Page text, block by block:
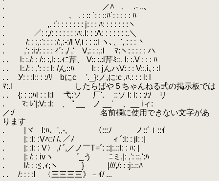
. ／ﾊ , .- ..、
. , . : :: ´: : ::ﾊ´: : : : : ﾊ
. ,. :´: : : : : : : j: : : ﾊ: : : : : : :ヽ
. ／: :,/: : : : : : :ﾊ:.l: : :Λ: : : : : : :.＼
. /: : :,:': : : :/:,:-:/l V,i : : ::l ヽ､、', : : : 丶
. ,': :i:/: : : : ｨ´: ,/ ,' V,: : :,:l ﾏ:ヽ: : : : : ハ
. . l: :,/: : /:: :,l: :.ｨﾆ芹、 V:: :.:l芹ﾐ::, l: :.V : : : ﾊ
. . l:./: : ,': : : l: /ん::ﾊ l: : jんハV: : : V::,i､: :l
. . У: : :l:: : :/ﾘ bにc '._}:ノ,に:c ,ﾊ.: : : l: l
ﾏ:.l したらばや５ちゃんねる式の掲示板では
. . {: : ::ﾊl : : l:l 弋:ソ 厂'. ゝ::ソ l: l: : :/:/ リ
. ﾏ: ﾚ'|:V: :l:ゝ、 '' __ ノ __' ゝ、__ iィ:
／:/ 名前欄に使用できない文字があ
ります
. |ヾゝl:ﾊ、',,-, ￣ （:::ﾉ ノ::´ｌ::ｲ
. |: :l: :Vﾊ::/ /､／ﾉ_ ィ´:l: : jl: :|
. |: :l: : V〉 ,/ ´,／ノ￣T=´: ::|:.::l: : ﾊ: |
. |: /: : ivヽ ´_う ゞﾆミ,|: ,': ::,':ﾊ
. l/: : :≦,ｨ;ヽ } |///,/: : :j:.::ﾊ
. . /: : : :l 〈三三三三》－ｲ/ ...